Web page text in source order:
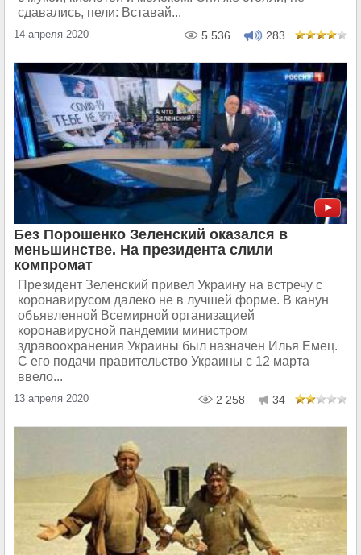
сдавались, пели: Вставай...
14 апреля 2020 5 536 283
Без Порошенко Зеленский оказался в
меньшинстве. На президента слили
компромат
Президент Зеленский привел Украину на встречу с
коронавирусом далеко не в лучшей форме. В канун
объявленной Всемирной организацией
коронавирусной пандемии министром
здравоохранения Украины был назначен Илья Емец.
С его подачи правительство Украины с 12 марта
ввело...
13 апреля 2020 2 258 34